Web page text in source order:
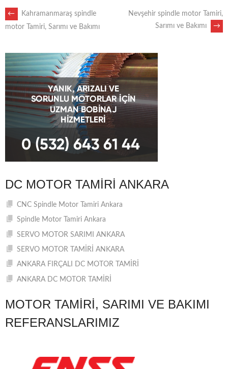
POST
NAVIGATION
←
Kahramanmaraş spindle
motor Tamiri, Sarımı ve Bakımı
Nevşehir spindle motor Tamiri,
Sarımı ve Bakımı
→
DC MOTOR TAMIRI ANKARA
CNC Spindle Motor Tamiri Ankara
Spindle Motor Tamiri Ankara
SERVO MOTOR SARIMI ANKARA
SERVO MOTOR TAMİRİ ANKARA
ANKARA FIRÇALI DC MOTOR TAMİRİ
ANKARA DC MOTOR TAMİRİ
MOTOR TAMIRI, SARIMI VE BAKIMI
REFERANSLARIMIZ